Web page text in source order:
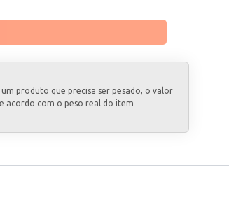
um produto que precisa ser pesado, o valor
acordo com o peso real do item